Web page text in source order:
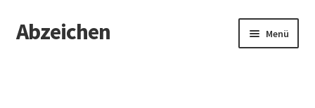
Zur
Navigation
Zum
Inhalt
Abzeichen Menü